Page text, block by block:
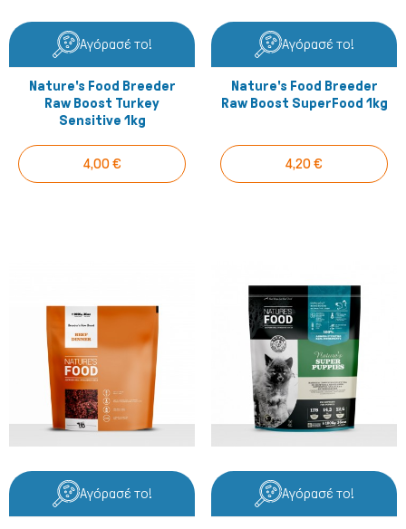
Αγόρασέ το!
Nature's Food Breeder
Raw Boost Turkey
Sensitive 1kg
4,00 €
Αγόρασέ το!
Nature's Food Breeder
Raw Boost SuperFood 1kg
4,20 €
Αγόρασέ το! Αγόρασέ το!